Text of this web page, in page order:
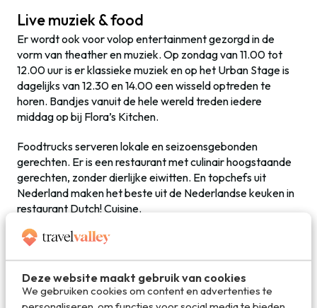
Deze website maakt gebruik van cookies
We gebruiken cookies om content en advertenties te
Live muziek & food
Er wordt ook voor volop entertainment gezorgd in de
vorm van theather en muziek. Op zondag van 11.00 tot
12.00 uur is er klassieke muziek en op het Urban Stage is
dagelijks van 12.30 en 14.00 een wisseld optreden te
horen. Bandjes vanuit de hele wereld treden iedere
middag op bij Flora’s Kitchen.
Foodtrucks serveren lokale en seizoensgebonden
gerechten. Er is een restaurant met culinair hoogstaande
gerechten, zonder dierlijke eiwitten. En topchefs uit
Nederland maken het beste uit de Nederlandse keuken in
restaurant Dutch! Cuisine.
Bezoek de Floriade Expo van 14 apri tot en met 19
▸Kaartjes kopen voor de Floriade 2022? Online zijn
ze goedkoper dan aan de deur (29 euro i.p.v. 35 euro)